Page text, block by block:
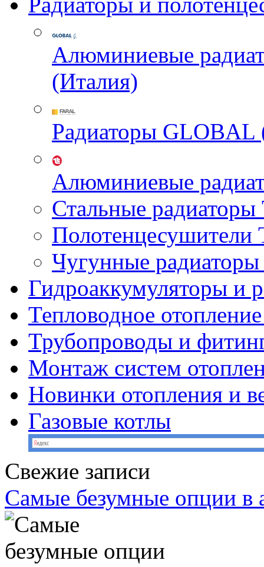
Алюминиевые
(Италия)
Радиаторы GLOBAL
Алюминиевые
Стальные
Чугунные
Гидроаккумуляторы и
Тепловодное
Трубопроводы и
Монтаж систем
Новинки отопления и
Газовые котлы
Свежие записи
Самые безумные опции в